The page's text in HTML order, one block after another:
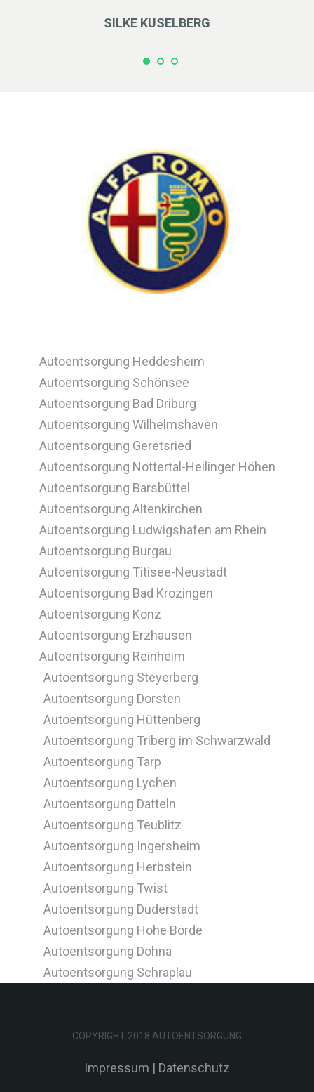
SILKE KUSELBERG
Autoentsorgung Heddesheim
Autoentsorgung Schönsee
Autoentsorgung Bad Driburg
Autoentsorgung Wilhelmshaven
Autoentsorgung Geretsried
Autoentsorgung Nottertal-Heilinger Höhen
Autoentsorgung Barsbüttel
Autoentsorgung Altenkirchen
Autoentsorgung Ludwigshafen am Rhein
Autoentsorgung Burgau
Autoentsorgung Titisee-Neustadt
Autoentsorgung Bad Krozingen
Autoentsorgung Konz
Autoentsorgung Erzhausen
Autoentsorgung Reinheim
Autoentsorgung Steyerberg
Autoentsorgung Dorsten
Autoentsorgung Hüttenberg
Autoentsorgung Triberg im Schwarzwald
Autoentsorgung Tarp
Autoentsorgung Lychen
Autoentsorgung Datteln
Autoentsorgung Teublitz
Autoentsorgung Ingersheim
Autoentsorgung Herbstein
Autoentsorgung Twist
Autoentsorgung Duderstadt
Autoentsorgung Hohe Börde
Autoentsorgung Dohna
Autoentsorgung Schraplau
COPYRIGHT 2018 AUTOENTSORGUNG
Impressum | Datenschutz